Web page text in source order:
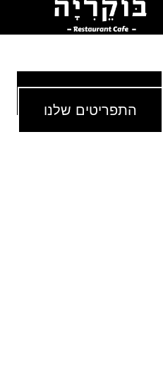
הזמינו משלוח
התפריטים שלנו